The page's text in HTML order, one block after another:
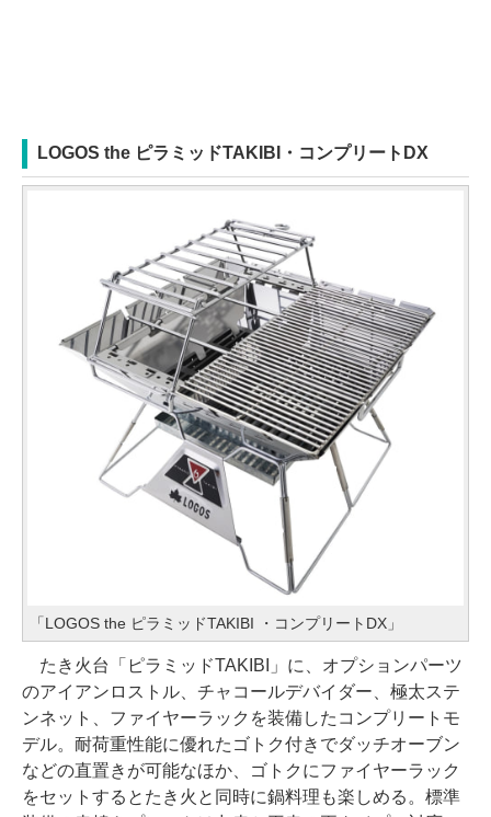
LOGOS the ピラミッドTAKIBI・コンプリートDX
「LOGOS the ピラミッドTAKIBI ・コンプリートDX」
たき火台「ピラミッドTAKIBI」に、オプションパーツ
のアイアンロストル、チャコールデバイダー、極太ステ
ンネット、ファイヤーラックを装備したコンプリートモ
デル。耐荷重性能に優れたゴトク付きでダッチオーブン
などの直置きが可能なほか、ゴトクにファイヤーラック
をセットするとたき火と同時に鍋料理も楽しめる。標準